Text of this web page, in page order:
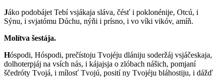
Jáko podobájet Tebí vsjákaja sláva, čésť i poklonénije, Otcú, i
Sýnu, i svjatómu Dúchu, nýňi i prísno, i vo víki vikóv, amíň.
Molítva šestája.
Hóspodi, Hóspodi, prečístoju Tvojéju dlániju soderžáj vsjáčeskaja,
dolhoterpjáj na vsích nás, i kájajsja o zlóbach nášich, pomjaní
ščedróty Tvojá, i mílosť Tvojú, posití ny Tvojéju bláhostiju, i dážď